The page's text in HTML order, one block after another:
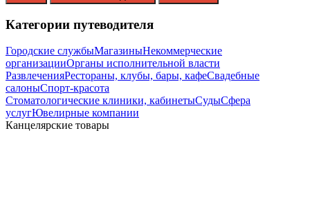
Категории путеводителя
Городские службыМагазиныНекоммерческие
организацииОрганы исполнительной власти
РазвлеченияРестораны, клубы, бары, кафеСвадебные
салоныСпорт-красота
Стоматологические клиники, кабинетыСудыСфера
услугЮвелирные компании
Канцелярские товары